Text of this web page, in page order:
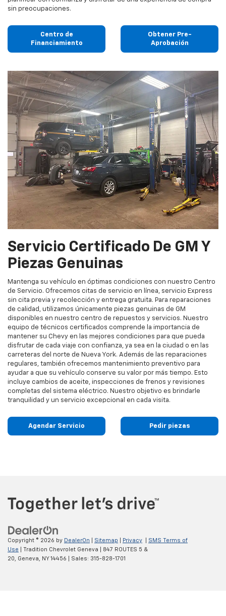
sin preocupaciones.
Centro de
Financiamiento
Obtener Pre-
Aprobación
Servicio Certificado De GM Y
Piezas Genuinas
Mantenga su vehículo en óptimas condiciones con nuestro Centro
de Servicio. Ofrecemos citas de servicio en línea, servicio Express
sin cita previa y recolección y entrega gratuita. Para reparaciones
de calidad, utilizamos únicamente piezas genuinas de GM
disponibles en nuestro centro de repuestos y servicios. Nuestro
equipo de técnicos certificados comprende la importancia de
mantener su Chevy en las mejores condiciones para que pueda
disfrutar de cada viaje con confianza, ya sea en la ciudad o en las
carreteras del norte de Nueva York. Además de las reparaciones
regulares, también ofrecemos mantenimiento preventivo para
ayudar a que su vehículo conserve su valor por más tiempo. Esto
incluye cambios de aceite, inspecciones de frenos y revisiones
completas del sistema eléctrico. Nuestro objetivo es brindarle
tranquilidad y un servicio excepcional en cada visita.
Agendar Servicio Pedir piezas
Copyright © 2026 by DealerOn Sitemap Privacy
SMS Terms of
Use | Tradition Chevrolet Geneva
847 ROUTES 5 &
20,
Geneva, NY14456 | Sales: 315-828-1701